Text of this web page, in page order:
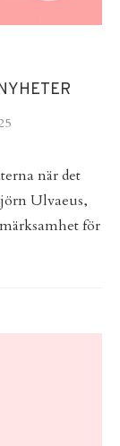
när det
Ulvaeus,
för